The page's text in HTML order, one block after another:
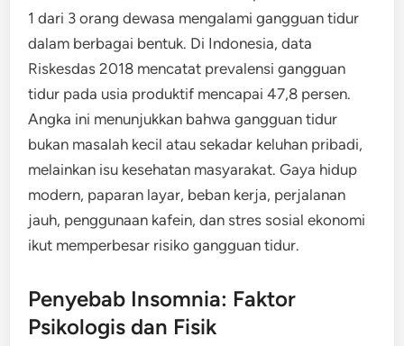
1 dari 3 orang dewasa mengalami gangguan tidur
dalam berbagai bentuk. Di Indonesia, data
Riskesdas 2018 mencatat prevalensi gangguan
tidur pada usia produktif mencapai 47,8 persen.
Angka ini menunjukkan bahwa gangguan tidur
bukan masalah kecil atau sekadar keluhan pribadi,
melainkan isu kesehatan masyarakat. Gaya hidup
modern, paparan layar, beban kerja, perjalanan
jauh, penggunaan kafein, dan stres sosial ekonomi
ikut memperbesar risiko gangguan tidur.
Penyebab Insomnia: Faktor
Psikologis dan Fisik